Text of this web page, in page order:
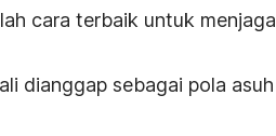
cara terbaik untuk menjaga
dianggap sebagai pola asuh